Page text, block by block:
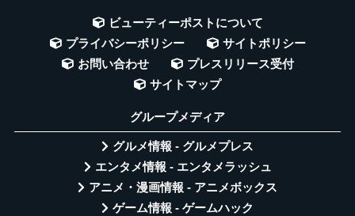
ビューティーポストについて
プライバシーポリシー
サイトポリシー
お問い合わせ
プレスリリース受付
サイトマップ
グループメディア
グルメ情報 - グルメプレス
エンタメ情報 - エンタメラッシュ
アニメ・漫画情報 - アニメボックス
ゲーム情報 - ゲームハック